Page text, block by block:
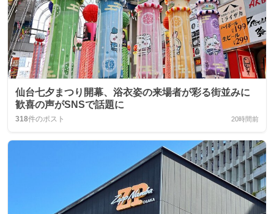
仙台七夕まつり開幕、浴衣姿の来場者が彩る街並みに
歓喜の声がSNSで話題に
318件のポスト 20時間前